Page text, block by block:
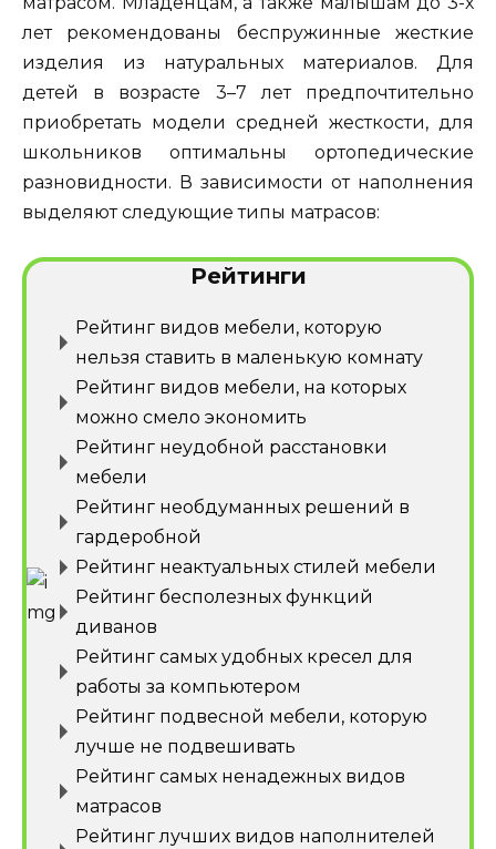
лет рекомендованы беспружинные жесткие
изделия из натуральных материалов. Для
детей в возрасте 3–7 лет предпочтительно
приобретать модели средней жесткости, для
школьников оптимальны ортопедические
разновидности. В зависимости от наполнения
выделяют следующие типы матрасов:
Рейтинги
Рейтинг видов мебели, которую
нельзя ставить в маленькую комнату
Рейтинг видов мебели, на которых
можно смело экономить
Рейтинг неудобной расстановки
мебели
Рейтинг необдуманных решений в
гардеробной
Рейтинг неактуальных стилей мебели
Рейтинг бесполезных функций
диванов
Рейтинг самых удобных кресел для
работы за компьютером
Рейтинг подвесной мебели, которую
лучше не подвешивать
Рейтинг самых ненадежных видов
матрасов
Рейтинг лучших видов наполнителей